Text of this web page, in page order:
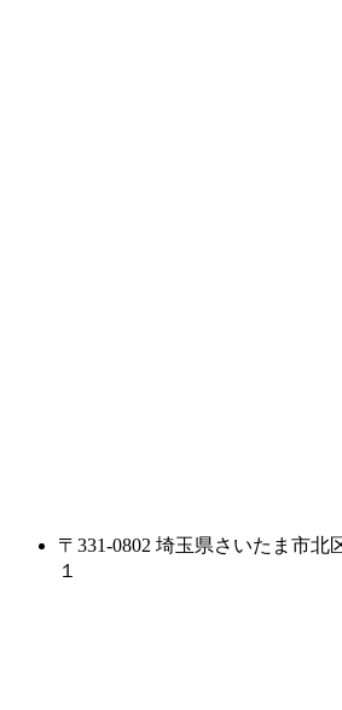
〒331-0802 埼玉県さいたま市北
１